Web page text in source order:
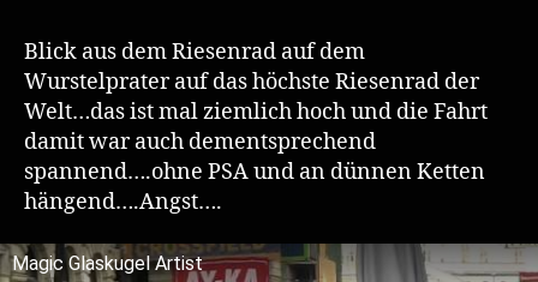
Blick aus dem Riesenrad auf dem
Wurstelprater auf das höchste Riesenrad der
Welt…das ist mal ziemlich hoch und die Fahrt
damit war auch dementsprechend
spannend….ohne PSA und an dünnen Ketten
hängend….Angst….
Magic Glaskugel Artist